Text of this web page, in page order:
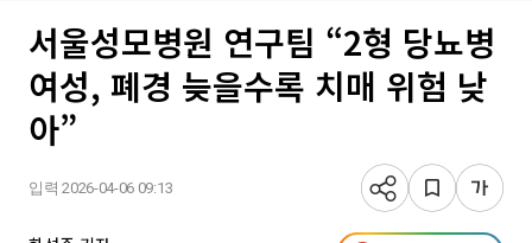
서울성모병원 연구팀 “2형 당뇨병
여성, 폐경 늦을수록 치매 위험 낮
아”
입력 2026-04-06 09:13